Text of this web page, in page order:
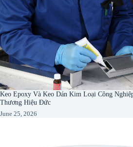
Keo Epoxy Và Keo Dán Kim Loại Công
Thương Hiệu Đức
June 25, 2026